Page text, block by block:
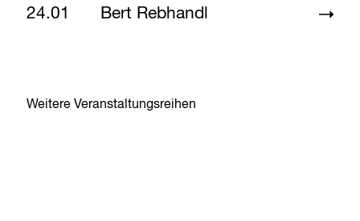
24.01 Bert Rebhandl
Weitere Veranstaltungsreihen